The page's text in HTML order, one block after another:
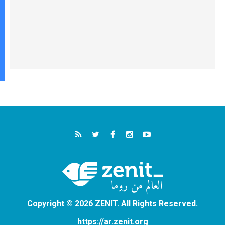
Copyright © 2026 ZENIT. All Rights Reserved.
https://ar.zenit.org